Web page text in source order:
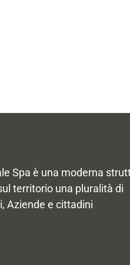
Spa è una moderna
territorio una pluralità di
Aziende e cittadini